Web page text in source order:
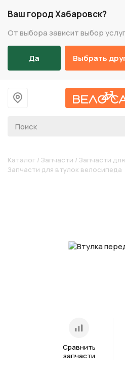
Ваш город Хабаровск?
От выбора зависит выбор
Да Выбрать
На
Каталог / Запчасти / Запчасти
Запчасти для втулок велосипеда
Сравнить
запчасти